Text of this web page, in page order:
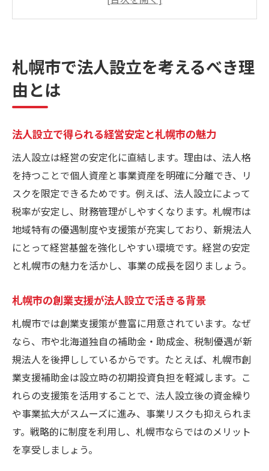
法人設立が札幌市で資産保護に役立つ仕組
み
法人設立のメリットを札幌で最大化する方法
法人設立の税務優遇と札幌市のメリット活
用法
札幌市で法人設立時の補助金を活用するコ
ツ
法人設立と札幌市の経営支援サービスの活
用例
法人設立後の札幌市独自の制度を最大限活
札幌市で法人設立時に役立つ専門家サポー
トとは
法人設立後に札幌市で事業を成長させる戦
略
札幌市ならではの創業補助金活用術
法人設立で狙える札幌市のスタートアップ
補助金
法人設立時に知っておきたい創業補助金の
使い方
札幌市で法人設立を考えるべき理
由とは
法人設立で得られる経営安定と札幌市の魅力
法人設立は経営の安定化に直結します。理由は、法人格
を持つことで個人資産と事業資産を明確に分離でき、リ
スクを限定できるためです。例えば、法人設立によって
税率が安定し、財務管理がしやすくなります。札幌市は
地域特有の優遇制度や支援策が充実しており、新規法人
にとって経営基盤を強化しやすい環境です。経営の安定
と札幌市の魅力を活かし、事業の成長を図りましょう。
札幌市の創業支援が法人設立で活きる背景
札幌市では創業支援策が豊富に用意されています。なぜ
なら、市や北海道独自の補助金・助成金、税制優遇が新
規法人を後押ししているからです。たとえば、札幌市創
業支援補助金は設立時の初期投資負担を軽減します。こ
れらの支援策を活用することで、法人設立後の資金繰り
や事業拡大がスムーズに進み、事業リスクも抑えられま
す。戦略的に制度を利用し、札幌市ならではのメリット
を享受しましょう。